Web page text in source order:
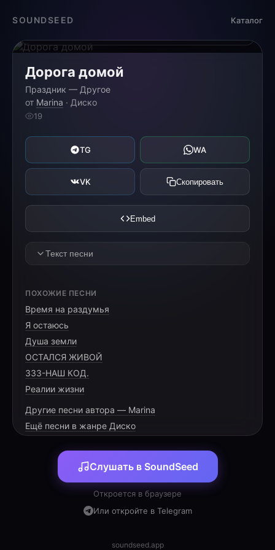
SOUNDSEED Каталог
Дорога домой
Праздник — Другое
от Marina · Диско
19
TG WA
VK Скопировать
Embed
Текст песни
В Макушино огни горят,
Тебя сегодня провожают.
Данила, ты — талант такой,
[PRE-CHORUS]
Алина будет очень ждать,
Считая дни в своём календаре.
Пора вершины покорять,
ПОХОЖИЕ ПЕСНИ
Время на раздумья
Я остаюсь
Душа земли
ОСТАЛСЯ ЖИВОЙ
333-НАШ КОД.
Реалии жизни
Другие песни автора — Marina
Ещё песни в жанре Диско
Слушать в SoundSeed
Откроется в браузере
Или откройте в Telegram
soundseed.app